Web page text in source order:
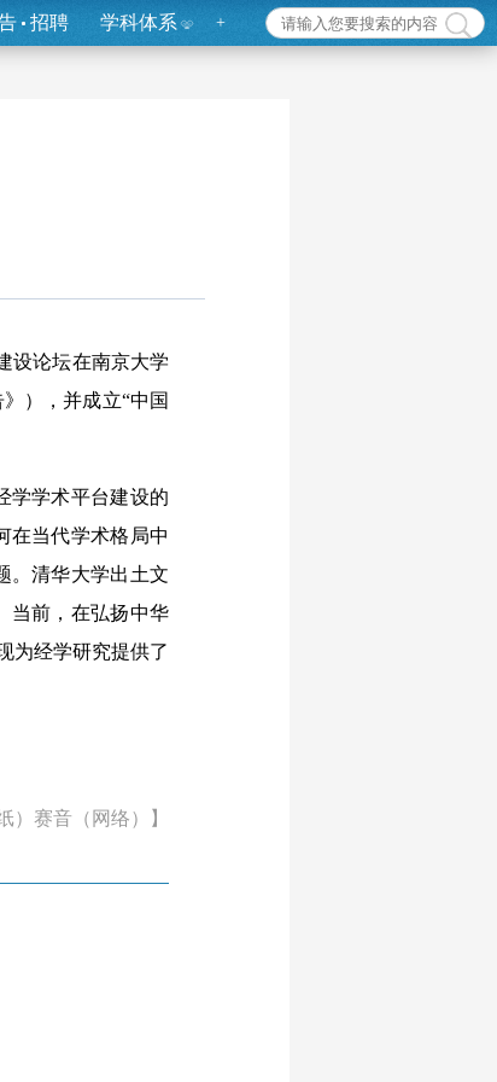
招聘 学科体系 +
设论坛在南京大学
），并成立“中国
学术平台建设的
在当代学术格局中
。清华大学出土文
当前，在弘扬中华
为经学研究提供了
）赛音（网络）】